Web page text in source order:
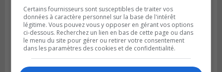
Certains fournisseurs sont susceptibles de traiter vos
données à caractère personnel sur la base de l'intérêt
légitime. Vous pouvez vous y opposer en gérant vos options
ci-dessous. Recherchez un lien en bas de cette page ou dans
le menu du site pour gérer ou retirer votre consentement
dans les paramètres des cookies et de confidentialité.